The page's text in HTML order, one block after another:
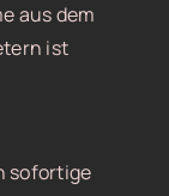
aus dem
ist
sofortige